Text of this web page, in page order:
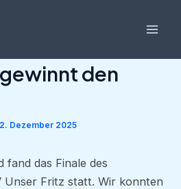
den
Dezember 2025
fand das Finale des
Unser Fritz statt. Wir konnten